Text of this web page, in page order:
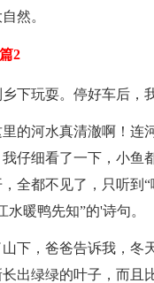
然。
2
下玩耍。停好车后，
的河水真清澈啊！连
仔细看了一下，小鱼
全都不见了，只听到
暖鸭先知”的'诗句。
下，爸爸告诉我，冬
出绿绿的叶子，而且